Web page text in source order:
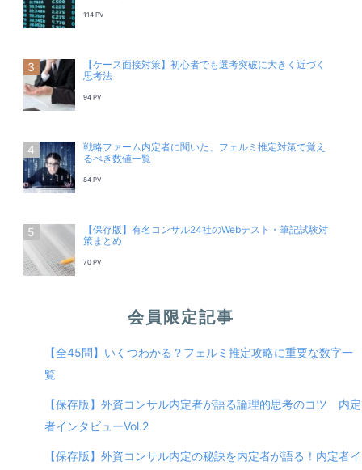
114 PV
【ケース面接対策】初心者でも選考突破に大きく近づく
思考法
94 PV
戦略ファーム内定者に聞いた、フェルミ推定対策で覚え
るべき数値一覧
84 PV
【保存版】有名コンサル24社のWebテスト・筆記試験対
策まとめ
70 PV
会員限定記事
【全45問】いくつわかる？フェルミ推定攻略に重要な数字一
覧
【保存版】外資コンサル内定者が語る論理的思考のコツ 内定
者インタビューVol.2
【保存版】外資コンサル内定の秘訣を内定者が語る！内定者イ